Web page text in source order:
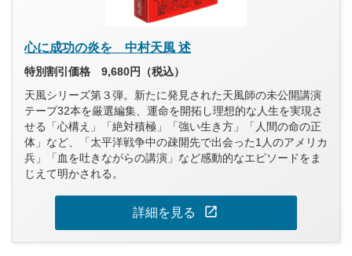
心に成功の炎を 中村天風 述
特別割引価格 9,680円（税込）
天風シリーズ第３弾。新たに発見された天風師の未公開講演
テープ32本を厳選編集、運命を開拓し理想的な人生を実現さ
せる「心構え」「絶対積極」「強い生き方」「人間の命の正
体」など、「太平洋戦争中の疎開先で出会った1人のアメリカ
兵」「血を吐きながらの講演」など感動的なエピソードをま
じえて明かされる。
詳細を見る open_in_new